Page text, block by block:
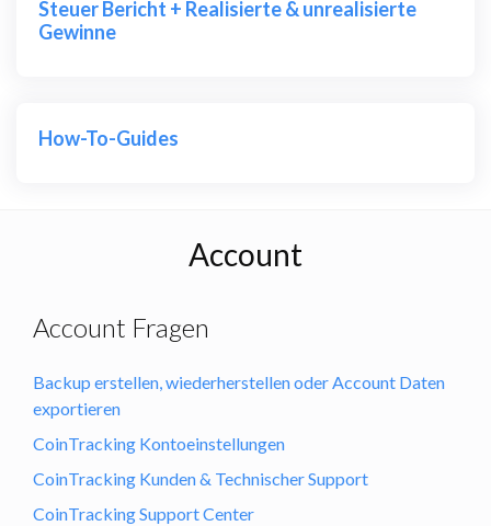
Steuer Bericht + Realisierte & unrealisierte
Gewinne
How-To-Guides
Account
Account Fragen
Backup erstellen, wiederherstellen oder Account Daten
exportieren
CoinTracking Kontoeinstellungen
CoinTracking Kunden & Technischer Support
CoinTracking Support Center